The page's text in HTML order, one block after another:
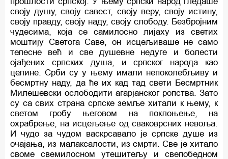
своју душу, своју савест, своју веру, своју истину,
своју правду, своју наду, своју слободу. Безбројним
чудесима, која се самилосно лијаху из светих
моштију Светога Саве, он исцељиваше не само
телесне већ и све душевне недуге и болести
ојађених српских душа, и српског народа као
целине. Срби су у њему имали непоколебљиву и
бесмртну наду, да ће их кад тад свети Бесмртник
Милешевски ослободити агарјанског ропства. Зато
су са свих страна српске земље хитали к њему, к
светом гробу његовом на поклоњење, на
охрабрење, на исцељење од сваковрсних невоља.
И чудо за чудом васкрсавало је српске душе из
очајања, из малаксалости, из смрти. Све је хитало
своме свемилосном утешитељу и свепобедном